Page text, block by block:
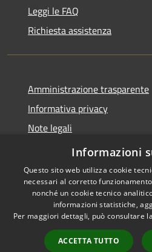
Leggi le FAQ
Richiesta assistenza
Amministrazione trasparente
Informativa privacy
Note legali
Dichiarazione di accessibilità
Accessibilità
Informazioni
Questo sito web utilizza cookie
necessari al corretto
nonché un cookie tecnico
informazioni statistiche,
Per maggiori dettagli, può consultare
ACCETTA TUTTO